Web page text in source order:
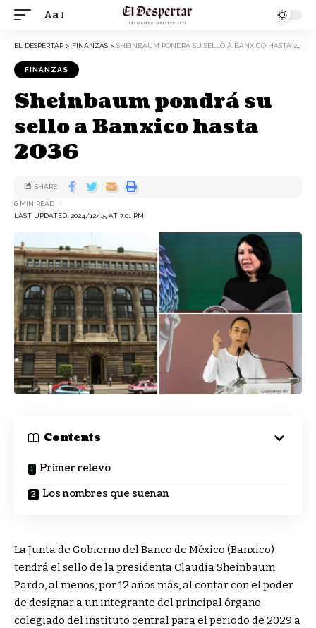
Aa
EL DESPERTAR > FINANZAS > SHEINBAUM PONDRÁ SU SELLO A BANXICO HASTA 2036
FINANZAS
Sheinbaum pondrá su
sello a Banxico hasta
2036
LAST UPDATED: 2024/12/15 AT 7:01 PM
6 MIN READ
SHARE
Contents
Primer relevo
Los nombres que suenan
La Junta de Gobierno del Banco de México (Banxico)
tendrá el sello de la presidenta Claudia Sheinbaum
Pardo, al menos, por 12 años más, al contar con el poder
de designar a un integrante del principal órgano
colegiado del instituto central para el periodo de 2029 a